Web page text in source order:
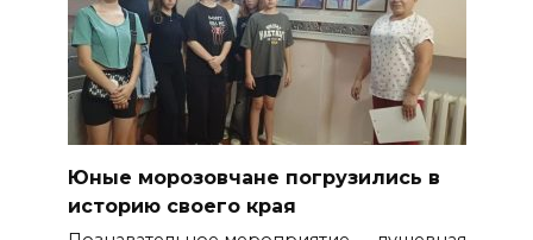
Юные морозовчане погрузились в
историю своего края